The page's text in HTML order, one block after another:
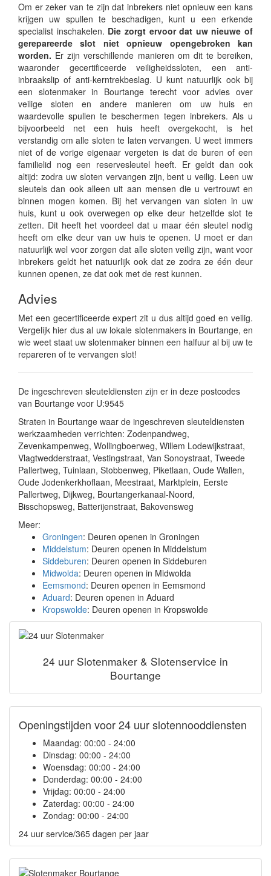
Om er zeker van te zijn dat inbrekers niet opnieuw een kans
krijgen uw spullen te beschadigen, kunt u een erkende
specialist inschakelen. Die zorgt ervoor dat uw nieuwe of
gerepareerde slot niet opnieuw opengebroken kan
worden. Er zijn verschillende manieren om dit te bereiken,
waaronder gecertificeerde veiligheidssloten, een anti-
inbraakslip of anti-kerntrekbeslag. U kunt natuurlijk ook bij
een slotenmaker in Bourtange terecht voor advies over
veilige sloten en andere manieren om uw huis en
waardevolle spullen te beschermen tegen inbrekers. Als u
bijvoorbeeld net een huis heeft overgekocht, is het
verstandig om alle sloten te laten vervangen. U weet immers
niet of de vorige eigenaar vergeten is dat de buren of een
familielid nog een reservesleutel heeft. Er geldt dan ook
altijd: zodra uw sloten vervangen zijn, bent u veilig. Leen uw
sleutels dan ook alleen uit aan mensen die u vertrouwt en
binnen mogen komen. Bij het vervangen van sloten in uw
huis, kunt u ook overwegen op elke deur hetzelfde slot te
zetten. Dit heeft het voordeel dat u maar één sleutel nodig
heeft om elke deur van uw huis te openen. U moet er dan
natuurlijk wel voor zorgen dat alle sloten veilig zijn, want voor
inbrekers geldt het natuurlijk ook dat ze zodra ze één deur
kunnen openen, ze dat ook met de rest kunnen.
Advies
Met een gecertificeerde expert zit u dus altijd goed en veilig.
Vergelijk hier dus al uw lokale slotenmakers in Bourtange, en
wie weet staat uw slotenmaker binnen een halfuur al bij uw te
repareren of te vervangen slot!
De ingeschreven sleuteldiensten zijn er in deze postcodes
van Bourtange voor U:9545
Straten in Bourtange waar de ingeschreven sleuteldiensten
werkzaamheden verrichten: Zodenpandweg,
Zevenkampenweg, Wollingboerweg, Willem Lodewijkstraat,
Vlagtwedderstraat, Vestingstraat, Van Sonoystraat, Tweede
Pallertweg, Tuinlaan, Stobbenweg, Piketlaan, Oude Wallen,
Oude Jodenkerkhoflaan, Meestraat, Marktplein, Eerste
Pallertweg, Dijkweg, Bourtangerkanaal-Noord,
Bisschopsweg, Batterijenstraat, Bakovensweg
Meer:
Groningen: Deuren openen in Groningen
Middelstum: Deuren openen in Middelstum
Siddeburen: Deuren openen in Siddeburen
Midwolda: Deuren openen in Midwolda
Eemsmond: Deuren openen in Eemsmond
Aduard: Deuren openen in Aduard
Kropswolde: Deuren openen in Kropswolde
24 uur Slotenmaker & Slotenservice in
Bourtange
Openingstijden voor 24 uur slotennooddiensten
Maandag: 00:00 - 24:00
Dinsdag: 00:00 - 24:00
Woensdag: 00:00 - 24:00
Donderdag: 00:00 - 24:00
Vrijdag: 00:00 - 24:00
Zaterdag: 00:00 - 24:00
Zondag: 00:00 - 24:00
24 uur service/365 dagen per jaar